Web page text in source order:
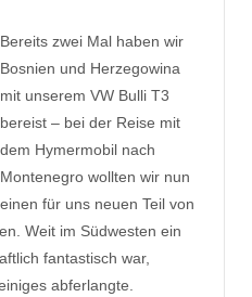
Bereits zwei Mal haben wir
Bosnien und Herzegowina
mit unserem VW Bulli T3
bereist – bei der Reise mit
dem Hymermobil nach
Montenegro wollten wir nun
einen für uns neuen Teil von
Weit im Südwesten ein
fantastisch war,
abferlangte.